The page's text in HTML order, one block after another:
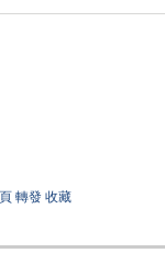
轉發 收藏